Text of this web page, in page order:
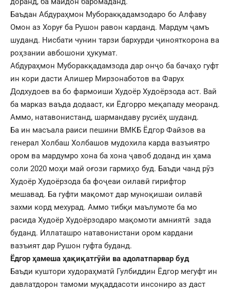
Баъдан Абдураҳмон Муборакқадамзодаро бо Алфаву
Омон аз Хоруғ ба Рушон равон карданд. Мардум ҷамъ
шуданд. Нисбати чунин тарзи бархурди ҷинояткорона ва
роҳзании авбошони ҳукумат.
Абдураҳмон Муборакқадамзода дар онҷо ба бачаҳо гуфт
ин кори дасти Алишер Мирзонаботов ва Фарух
Додхудоев ва бо фармоиши Худоёр Худоёрзода аст. Вай
ба марказ ваъда додааст, ки Ёдгорро меқападу меоранд.
Аммо, натавонистанд, шармандаву русиёҳ шуданд.
Ба ин масъала раиси пешини ВМКБ Ёдгор Файзов ва
генерал Холбаш Холбашов мудохила карда вазъиятро
ором ва мардумро хона ба хона ҷавоб доданд ин ҳама
соли 2020 моҳи май оғози гармиҳо буд. Баъди чанд рӯз
Худоёр Худоёрзода ба фоҷеаи оилавӣ гирифтор
мешавад. Ба гуфти мақомот дар муноқишаи оилавӣ
захми корд мехурад. Аммо тибқи маълумоте ба мо
расида Худоёр Худоёрзодаро мақомоти амниятӣ зада
буданд. Иллаташро натавонистани ором кардани
вазъият дар Рушон гуфта буданд.
Ёдгор ҳамеша ҳақиқатгӯйи ва адолатпарвар буд
Баъди куштори худораҳматӣ Гулбиддин Ёдгор мегуфт ин
давлатдорон тамоми муқаддасоти инсониро аз даст